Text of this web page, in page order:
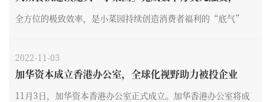
全方位的极致效率，是小菜园持续创造消费者福利的“底气”
2022-11-03
加华资本成立香港办公室，全球化视野助力被投企业
11月3日，加华资本香港办公室正式成立。加华香港办公室将成